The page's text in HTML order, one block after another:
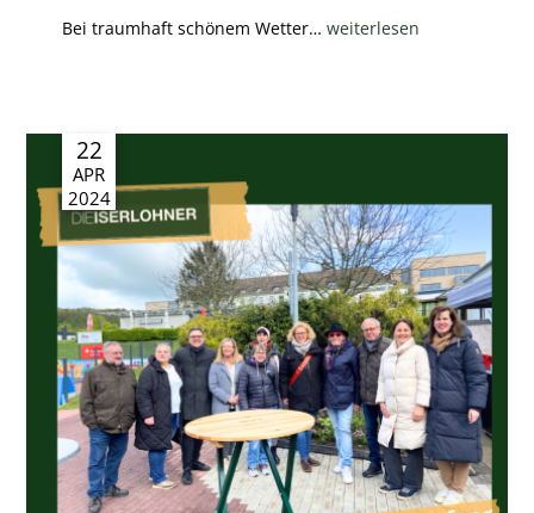
Bei traumhaft schönem Wetter…weiterlesen
22
APR
2024